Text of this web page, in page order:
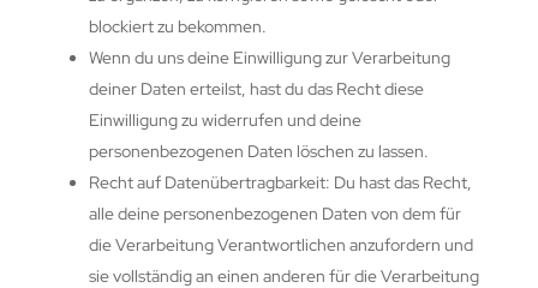
blockiert zu bekommen.
Wenn du uns deine Einwilligung zur Verarbeitung
deiner Daten erteilst, hast du das Recht diese
Einwilligung zu widerrufen und deine
personenbezogenen Daten löschen zu lassen.
Recht auf Datenübertragbarkeit: Du hast das Recht,
alle deine personenbezogenen Daten von dem für
die Verarbeitung Verantwortlichen anzufordern und
sie vollständig an einen anderen für die Verarbeitung